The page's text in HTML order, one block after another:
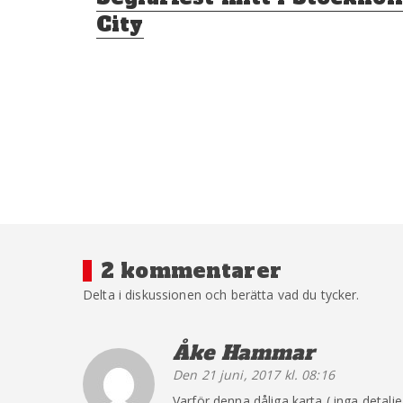
inlägg:
City
2 kommentarer
Delta i diskussionen och berätta vad du tycker.
Åke Hammarsäger:
Den 21 juni, 2017 kl. 08:16